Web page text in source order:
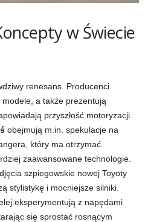
w Świecie
renesans. Producenci
a także prezentują
przyszłość motoryzacji.
obejmują m.in. spekulacje na
który ma otrzymać
zaawansowane technologie.
szpiegowskie nowej Toyoty
stylistykę i mocniejsze silniki.
eksperymentują z napędami
się sprostać rosnącym